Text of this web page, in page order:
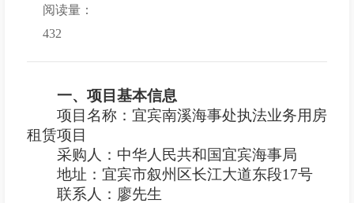
阅读量：
432
一、项目基本信息
项目名称：宜宾南溪海事处执法业务用房
租赁项目
采购人： 中华人民共和国宜宾海事局
地址： 宜宾市叙州区长江大道东段17号
联系 人：廖先生